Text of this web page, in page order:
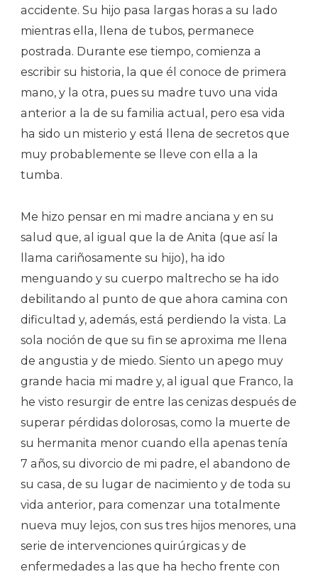
accidente. Su hijo pasa largas horas a su lado
mientras ella, llena de tubos, permanece
postrada. Durante ese tiempo, comienza a
escribir su historia, la que él conoce de primera
mano, y la otra, pues su madre tuvo una vida
anterior a la de su familia actual, pero esa vida
ha sido un misterio y está llena de secretos que
muy probablemente se lleve con ella a la
tumba.
Me hizo pensar en mi madre anciana y en su
salud que, al igual que la de Anita (que así la
llama cariñosamente su hijo), ha ido
menguando y su cuerpo maltrecho se ha ido
debilitando al punto de que ahora camina con
dificultad y, además, está perdiendo la vista. La
sola noción de que su fin se aproxima me llena
de angustia y de miedo. Siento un apego muy
grande hacia mi madre y, al igual que Franco, la
he visto resurgir de entre las cenizas después de
superar pérdidas dolorosas, como la muerte de
su hermanita menor cuando ella apenas tenía
7 años, su divorcio de mi padre, el abandono de
su casa, de su lugar de nacimiento y de toda su
vida anterior, para comenzar una totalmente
nueva muy lejos, con sus tres hijos menores, una
serie de intervenciones quirúrgicas y de
enfermedades a las que ha hecho frente con